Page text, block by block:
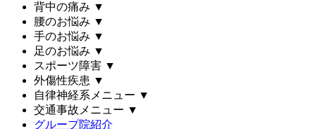
背中の痛み ▼
腰のお悩み ▼
手のお悩み ▼
足のお悩み ▼
スポーツ障害 ▼
外傷性疾患 ▼
自律神経系メニュー ▼
交通事故メニュー ▼
グループ院紹介